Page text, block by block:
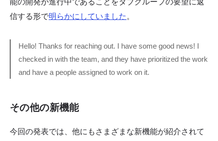
信する形で明らかにしていました 。
Hello! Thanks for reaching out. I have some good news! I
checked in with the team, and they have prioritized the work
and have a people assigned to work on it.
その他の新機能
今回の発表では、他にもさまざまな新機能が紹介されて